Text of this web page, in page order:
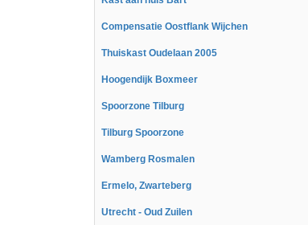
Compensatie Oostflank Wijchen
Thuiskast Oudelaan 2005
Hoogendijk Boxmeer
Spoorzone Tilburg
Tilburg Spoorzone
Wamberg Rosmalen
Ermelo, Zwarteberg
Utrecht - Oud Zuilen